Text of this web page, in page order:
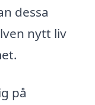
dessa
nytt liv
på